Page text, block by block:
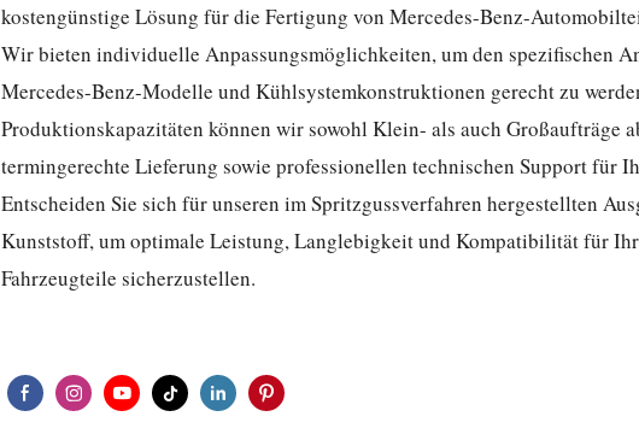
kostengünstige Lösung für die Fertigung von Mercedes-Benz-
Wir bieten individuelle Anpassungsmöglichkeiten, um den spezifischen
Mercedes-Benz-Modelle und Kühlsystemkonstruktionen gerecht zu
Produktionskapazitäten können wir sowohl Klein- als auch Großaufträge
termingerechte Lieferung sowie professionellen technischen Support für
Entscheiden Sie sich für unseren im Spritzgussverfahren hergestellten
Kunststoff, um optimale Leistung, Langlebigkeit und Kompatibilität für
Fahrzeugteile sicherzustellen.